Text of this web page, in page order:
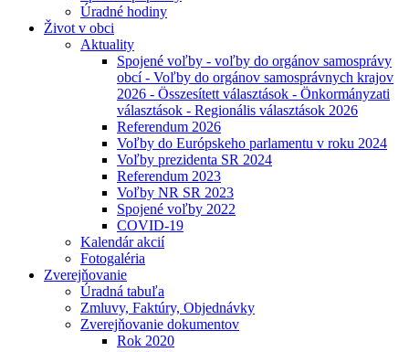
Úradné hodiny
Život v obci
Aktuality
Spojené voľby - voľby do orgánov samosprávy
obcí - Voľby do orgánov samosprávnych krajov
2026 - Összesített választások - Önkormányzati
választások - Regionális választások 2026
Referendum 2026
Voľby do Európskeho parlamentu v roku 2024
Voľby prezidenta SR 2024
Referendum 2023
Voľby NR SR 2023
Spojené voľby 2022
COVID-19
Kalendár akcií
Fotogaléria
Zverejňovanie
Úradná tabuľa
Zmluvy, Faktúry, Objednávky
Zverejňovanie dokumentov
Rok 2020